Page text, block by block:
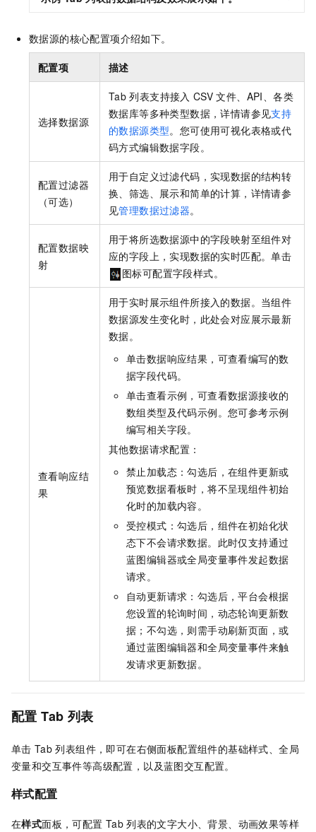
数据源的核心配置项介绍如下。
配置项 描述
选择数据源
Tab 列表支持接入 CSV 文件、API、各类
数据库等多种类型数据，详情请参见支持
的数据源类型。您可使用可视化表格或代
码方式编辑数据字段。
配置过滤器
（可选）
用于自定义过滤代码，实现数据的结构转
换、筛选、展示和简单的计算，详情请参
见管理数据过滤器。
配置数据映
射
用于将所选数据源中的字段映射至组件对
应的字段上，实现数据的实时匹配。单击
图标可配置字段样式。
查看响应结
果
用于实时展示组件所接入的数据。当组件
数据源发生变化时，此处会对应展示最新
数据。
单击数据响应结果，可查看编写的数
据字段代码。
单击查看示例，可查看数据源接收的
数组类型及代码示例。您可参考示例
编写相关字段。
其他数据请求配置：
禁止加载态：勾选后，在组件更新或
预览数据看板时，将不呈现组件初始
化时的加载内容。
受控模式：勾选后，组件在初始化状
态下不会请求数据。此时仅支持通过
蓝图编辑器或全局变量事件发起数据
请求。
自动更新请求：勾选后，平台会根据
您设置的轮询时间，动态轮询更新数
据；不勾选，则需手动刷新页面，或
通过蓝图编辑器和全局变量事件来触
发请求更新数据。
配置 Tab 列表
单击 Tab 列表组件，即可在右侧面板配置组件的基础样式、全局
变量和交互事件等高级配置，以及蓝图交互配置。
样式配置
在样式面板，可配置 Tab 列表的文字大小、背景、动画效果等样